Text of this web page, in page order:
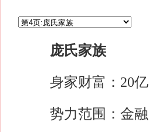
庞氏家族
身家财富：20亿
势力范围：金融